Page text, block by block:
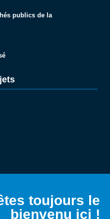
publics de la
toujours le
bienvenu ici !
English (UK)
Deutsch